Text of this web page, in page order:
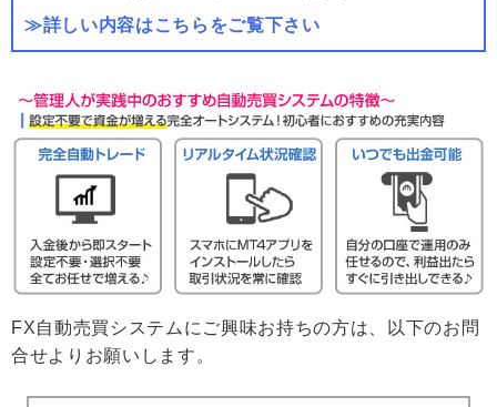
≫詳しい内容はこちらをご覧下さい
FX自動売買システムにご興味お持ちの方は、以下のお問
合せよりお願いします。